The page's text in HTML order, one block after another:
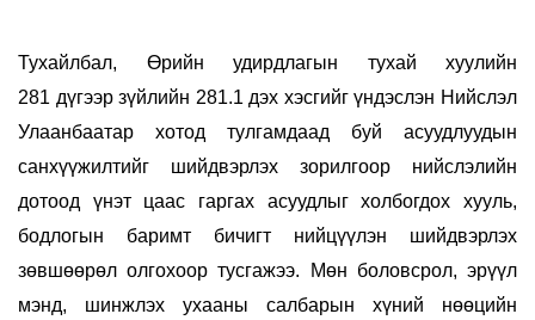
Тухайлбал, Өрийн удирдлагын тухай хуулийн
281 дүгээр зүйлийн 281.1 дэх хэсгийг үндэслэн Нийслэл
Улаанбаатар хотод тулгамдаад буй асуудлуудын
санхүүжилтийг шийдвэрлэх зорилгоор нийслэлийн
дотоод үнэт цаас гаргах асуудлыг холбогдох хууль,
бодлогын баримт бичигт нийцүүлэн шийдвэрлэх
зөвшөөрөл олгохоор тусгажээ. Мөн боловсрол, эрүүл
мэнд, шинжлэх ухааны салбарын хүний нөөцийн